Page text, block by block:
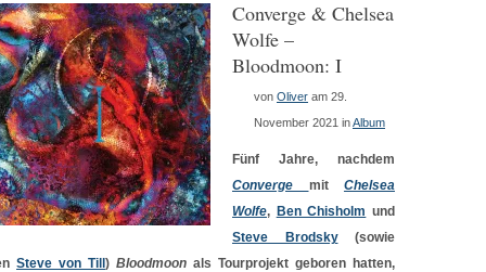
Converge & Chelsea
Wolfe –
Bloodmoon: I
von Oliver am 29.
November 2021 inAlbum
Fünf Jahre, nachdem
Converge
mit Chelsea
Wolfe, Ben Chisholm und
Steve Brodsky(sowie
Steve von Till ) Bloodmoon als Tourprojekt geboren hatten,